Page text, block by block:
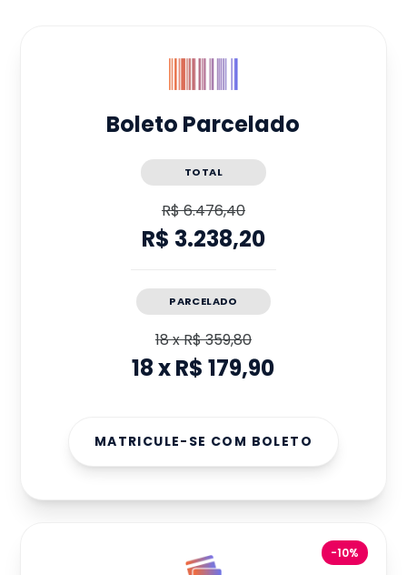
Boleto Parcelado
TOTAL
R$ 6.476,40
R$ 3.238,20
PARCELADO
18xR$ 359,80
18xR$ 179,90
MATRICULE-SE COM BOLETO
-10%